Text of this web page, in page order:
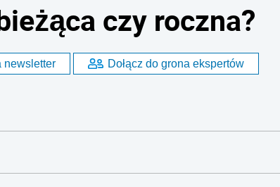
czy roczna?
newsletter Dołącz do grona ekspertów